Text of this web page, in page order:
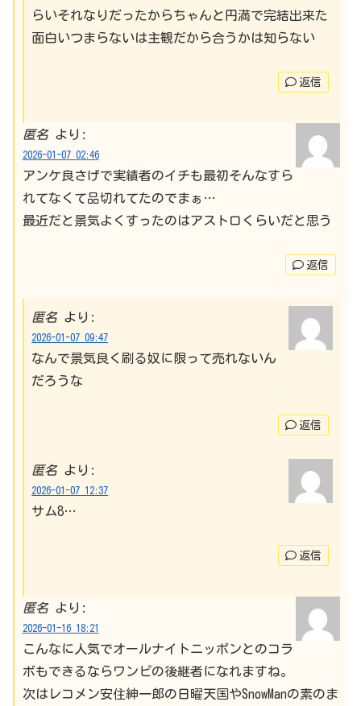
らいそれなりだったからちゃんと円満で完結出来た
面白いつまらないは主観だから合うかは知らない
返信
匿名 より:
2026-01-07 02:46
アンケ良さげで実績者のイチも最初そんなすら
れてなくて品切れてたのでまぁ…
最近だと景気よくすったのはアストロくらいだと思う
返信
匿名 より:
2026-01-07 09:47
なんで景気良く刷る奴に限って売れないん
だろうな
返信
匿名 より:
2026-01-07 12:37
サム8…
返信
匿名 より:
2026-01-16 18:21
こんなに人気でオールナイトニッポンとのコラ
ボもできるならワンピの後継者になれますね。
次はレコメン安住紳一郎の日曜天国やSnowManの素のま